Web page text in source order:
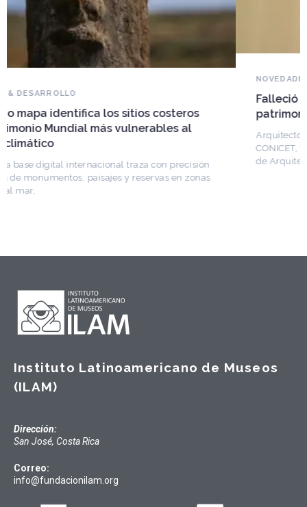
Falleció Ramón Gutiérrez, guardián del
patrimonio iberoamericano
Arquitecto, historiador e Investigador Superior del
CONICET, fundó el CEDODAL e impulsó los Seminarios
de Arquitectura Latinoamericana. Publicó más de
Instituto Latinoamericano de Museos
(ILAM)
Dirección:
San José, Costa Rica
Correo:
info@fundacionilam.org